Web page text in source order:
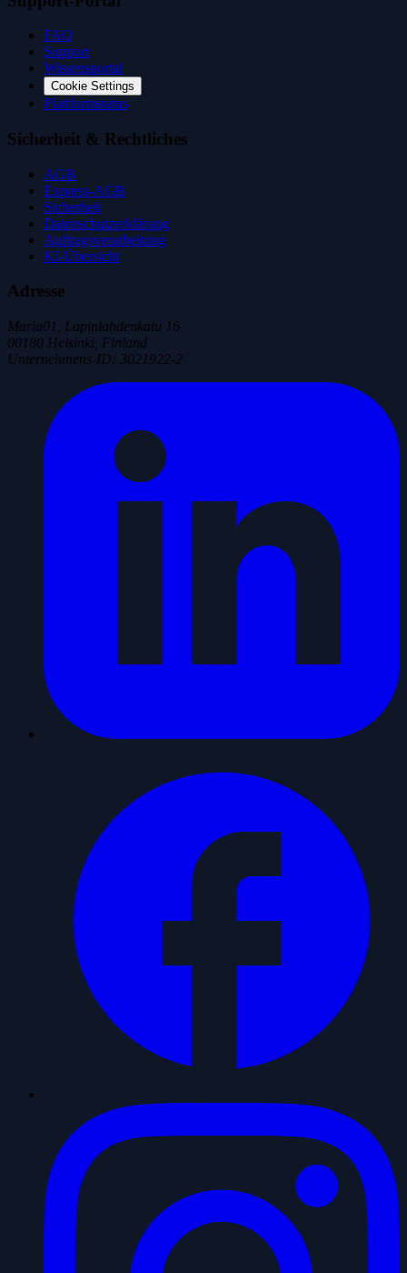
FAQ
Support
Wissensportal
Cookie Settings
Plattformstatus
Sicherheit & Rechtliches
AGB
Express-AGB
Sicherheit
Datenschutzerklärung
Auftragsverarbeitung
KI-Übersicht
Adresse
Maria01, Lapinlahdenkatu 16
00180 Helsinki, Finland
Unternehmens-ID: 3021922-2